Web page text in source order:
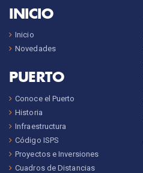
INICIO
Inicio
Novedades
PUERTO
Conoce el Puerto
Historia
Infraestructura
Código ISPS
Proyectos e Inversiones
Cuadros de Distancias